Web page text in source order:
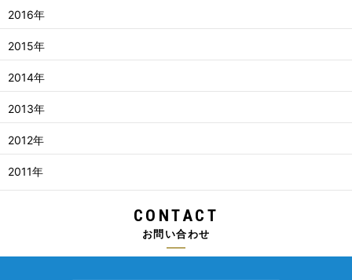
2016年
2015年
2014年
2013年
2012年
2011年
CONTACT
お問い合わせ